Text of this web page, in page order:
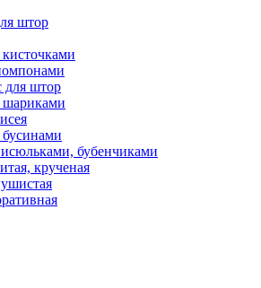
штор
для штор
шариками
бубенчиками
крученая